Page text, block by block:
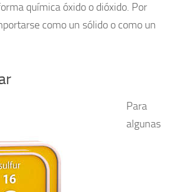
química óxido o dióxido. Por
como un sólido o como un
Para
algunas